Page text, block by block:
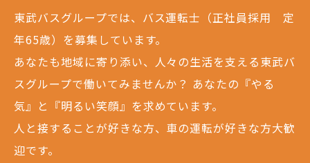
ー福利厚生
ー研修制度
採用情報
ー募集要項
東武バスグループでは、バス運転士（正社員採用 定
年65歳）を募集しています。
あなたも地域に寄り添い、人々の生活を支える東武バ
スグループで働いてみませんか？ あなたの『やる
気』と『明るい笑顔』を求めています。
人と接することが好きな方、車の運転が好きな方大歓
迎です。